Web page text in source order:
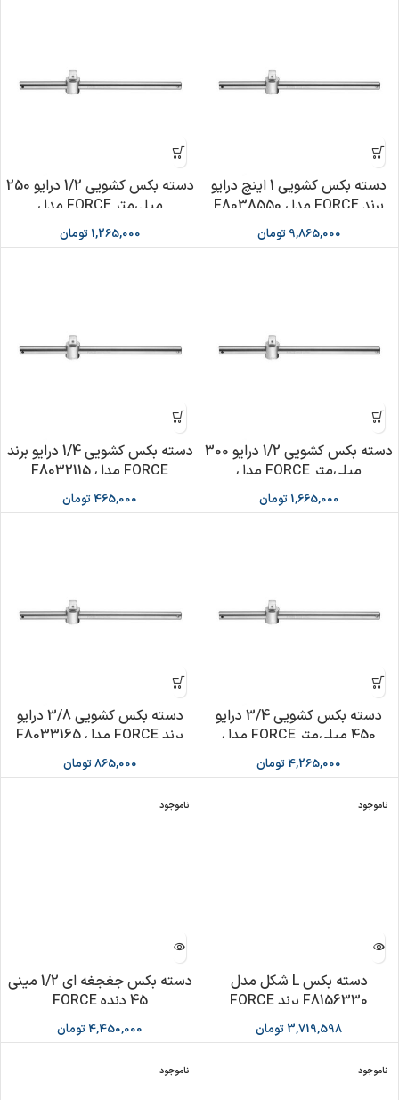
دسته بکس کشویی 1 اینچ درایو
برند FORCE مدل F8038550
9,865,000 تومان
دسته بکس کشویی 1/2 درایو 250
میلی‌متر FORCE مدل
F8034250
1,265,000 تومان
دسته بکس کشویی 1/2 درایو 300
میلی‌متر FORCE مدل
F8034300
1,665,000 تومان
دسته بکس کشویی 1/4 درایو برند
FORCE مدل F8032115
465,000 تومان
دسته بکس کشویی 3/4 درایو
450 میلی‌متر FORCE مدل
F8036450
4,265,000 تومان
دسته بکس کشویی 3/8 درایو
برند FORCE مدل F8033165
865,000تومان
ناموجود
دسته بکس L شکل مدل
F8156330 برند FORCE
3,719,598 تومان
ناموجود
دسته بکس جغجغه ای 1/2 مینی
45 دنده FORCE
4,450,000 تومان
ناموجود ناموجود